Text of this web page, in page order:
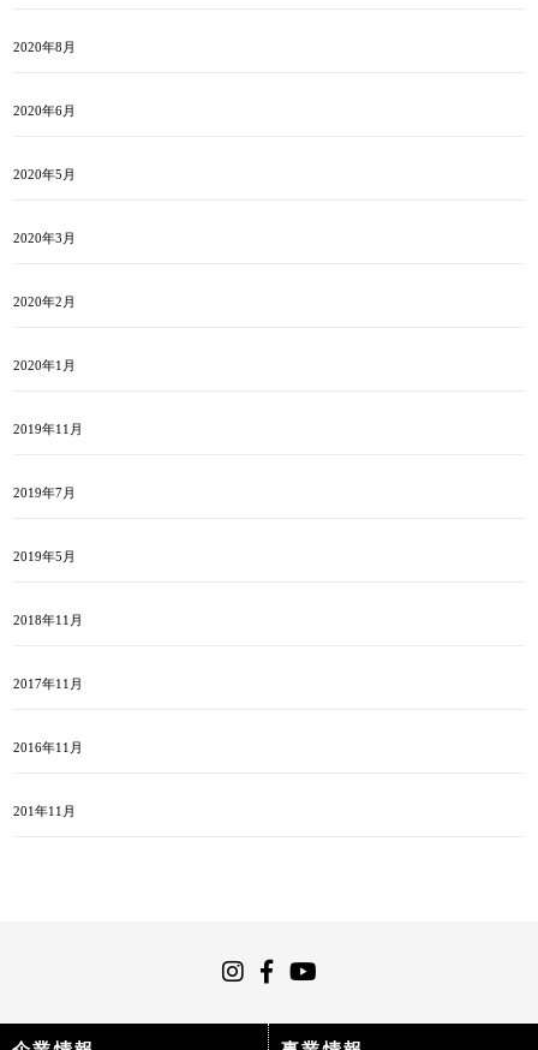
2020年8月
2020年6月
2020年5月
2020年3月
2020年2月
2020年1月
2019年11月
2019年7月
2019年5月
2018年11月
2017年11月
2016年11月
201年11月